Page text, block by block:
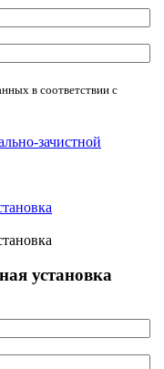
в соответствии с
зачистной
установка